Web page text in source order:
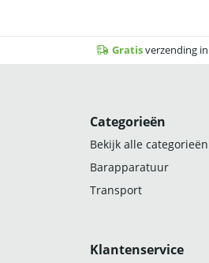
Gratisverzending
Categorieën
Bekijk alle categorieën
Barapparatuur
Transport
Klantenservice